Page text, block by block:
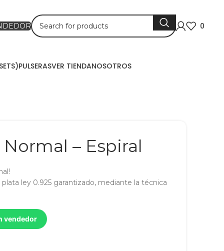
0
PULSERASVER TIENDANOSOTROS
– Espiral
ley 0.925 garantizado, mediante la técnica
vendedor